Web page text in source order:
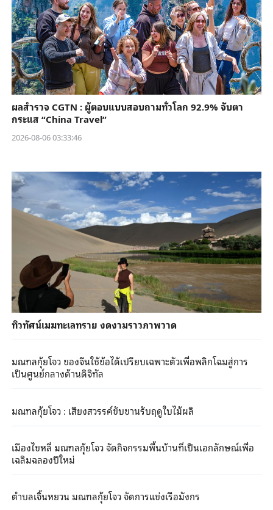
ผลสำรวจ CGTN : ผู้ตอบแบบสอบถามทั่วโลก 92.9% จับตา
กระแส “China Travel”
2026-08-06 03:33:46
ทิวทัศน์เมฆทะเลทราย งดงามราวภาพวาด
มณฑลกุ้ยโจว ของจีนใช้ข้อได้เปรียบเฉพาะตัวเพื่อพลิกโฉมสู่การ
เป็นศูนย์กลางด้านดิจิทัล
มณฑลกุ้ยโจว : เสียงสวรรค์ขับขานรับฤดูใบไม้ผลิ
เมืองไขหลี่ มณฑลกุ้ยโจว จัดกิจกรรมพื้นบ้านที่เป็นเอกลักษณ์เพื่อ
เฉลิมฉลองปีใหม่
ตำบลเจิ้นหยวน มณฑลกุ้ยโจว จัดการแข่งเรือมังกร